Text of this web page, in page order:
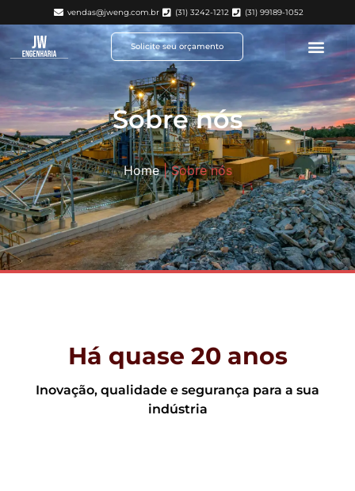
vendas@jweng.com.br (31) 3242-1212 (31) 99189-1052
Solicite seu orçamento
Sobre nós
Home|Sobre nós
Há quase 20 anos
Inovação, qualidade e segurança para a sua
indústria